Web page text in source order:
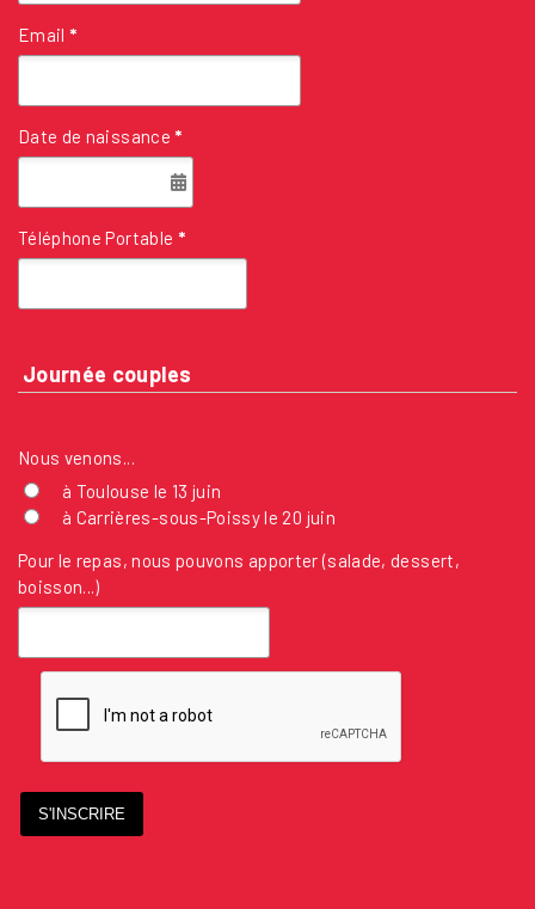
Email *
Date de naissance *
Téléphone Portable *
Journée couples
Nous venons...
à Toulouse le 13 juin
à Carrières-sous-Poissy le 20 juin
Pour le repas, nous pouvons apporter (salade, dessert,
boisson...)
S'INSCRIRE